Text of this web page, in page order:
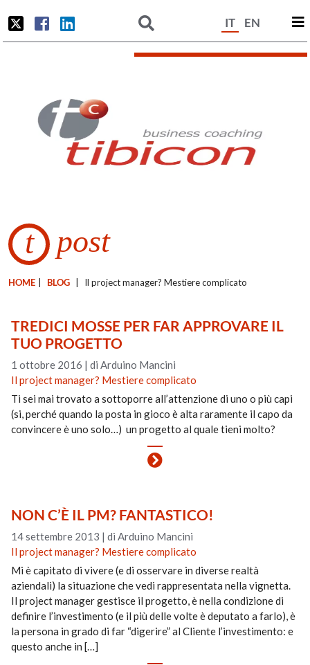
IT EN
t post
HOME BLOG Il project manager? Mestiere complicato
TREDICI MOSSE PER FAR APPROVARE IL
TUO PROGETTO
1 ottobre 2016 |di Arduino Mancini
Il project manager? Mestiere complicato
Ti sei mai trovato a sottoporre all’attenzione di uno o più capi
(si, perché quando la posta in gioco è alta raramente il capo da
convincere è uno solo…) un progetto al quale tieni molto?
NON C’È IL PM? FANTASTICO!
14 settembre 2013 |di Arduino Mancini
Il project manager? Mestiere complicato
Mi è capitato di vivere (e di osservare in diverse realtà
aziendali) la situazione che vedi rappresentata nella vignetta.
Il project manager gestisce il progetto, è nella condizione di
definire l’investimento (e il più delle volte è deputato a farlo), è
la persona in grado di far “digerire” al Cliente l’investimento: e
questo anche in […]